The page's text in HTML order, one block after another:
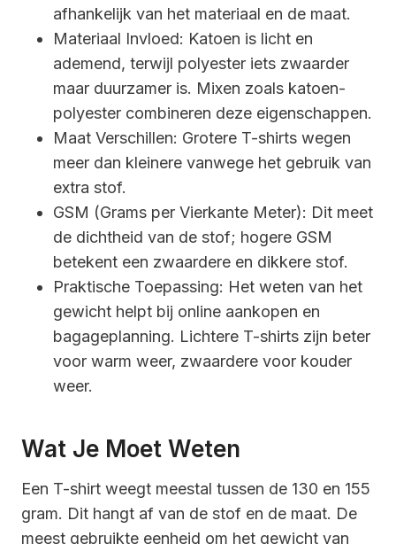
afhankelijk van het materiaal en de maat.
Materiaal Invloed: Katoen is licht en
ademend, terwijl polyester iets zwaarder
maar duurzamer is. Mixen zoals katoen-
polyester combineren deze eigenschappen.
Maat Verschillen: Grotere T-shirts wegen
meer dan kleinere vanwege het gebruik van
extra stof.
GSM (Grams per Vierkante Meter): Dit meet
de dichtheid van de stof; hogere GSM
betekent een zwaardere en dikkere stof.
Praktische Toepassing: Het weten van het
gewicht helpt bij online aankopen en
bagageplanning. Lichtere T-shirts zijn beter
voor warm weer, zwaardere voor kouder
weer.
Wat Je Moet Weten
Een T-shirt weegt meestal tussen de 130 en 155
gram. Dit hangt af van de stof en de maat. De
meest gebruikte eenheid om het gewicht van